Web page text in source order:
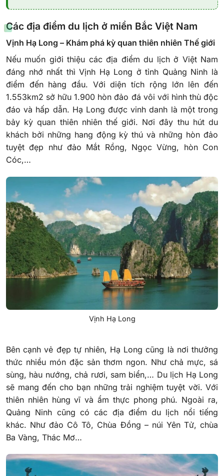
Các địa điểm du lịch ở miền Bắc Việt Nam
Vịnh Hạ Long – Khám phá kỳ quan thiên nhiên Thế giới
Nếu muốn giới thiệu các địa điểm du lịch ở Việt Nam
đáng nhớ nhất thì Vịnh Hạ Long ở tỉnh Quảng Ninh là
điểm đến hàng đầu. Với diện tích rộng lớn lên đến
1.553km2 sở hữu 1.900 hòn đảo đá vôi với hình thù độc
đáo và hấp dẫn. Hạ Long được vinh danh là một trong
bảy kỳ quan thiên nhiên thế giới. Nơi đây thu hút du
khách bởi những hang động kỳ thú và những hòn đảo
tuyệt đẹp như đảo Mắt Rồng, Ngọc Vừng, hòn Con
Cóc,…
Vịnh Hạ Long
Bên cạnh vẻ đẹp tự nhiên, Hạ Long cũng là nơi thưởng
thức nhiều món đặc sản thơm ngon. Như chả mực, sá
sùng, hàu nướng, chả rươi, sam biển,… Du lịch Hạ Long
sẽ mang đến cho bạn những trải nghiệm tuyệt vời. Với
thiên nhiên hùng vĩ và ẩm thực phong phú. Ngoài ra,
Quảng Ninh cũng có các địa điểm du lịch nổi tiếng
khác. Như đảo Cô Tô, Chùa Đồng – núi Yên Tử, chùa
Ba Vàng, Thác Mơ…